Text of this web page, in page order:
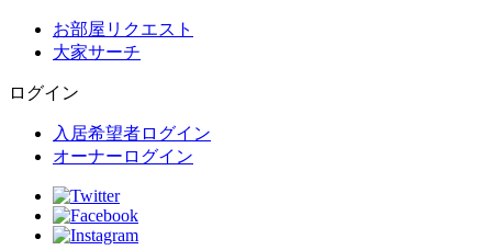
お部屋リクエスト
大家サーチ
ログイン
入居希望者ログイン
オーナーログイン